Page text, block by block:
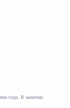
года. В наличии